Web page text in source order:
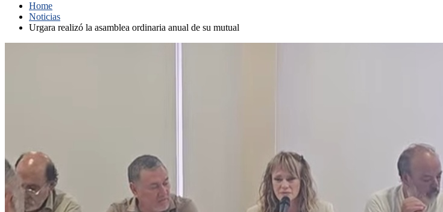
Home
Noticias
Urgara realizó la asamblea ordinaria anual de su mutual